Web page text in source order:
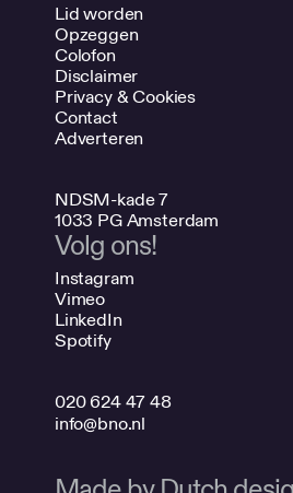
Lid worden
Opzeggen
Colofon
Disclaimer
Privacy & Cookies
Contact
Adverteren
NDSM-kade 7
1033 PG Amsterdam
Volg ons!
Instagram
Vimeo
LinkedIn
Spotify
020 624 47 48
info@bno.nl